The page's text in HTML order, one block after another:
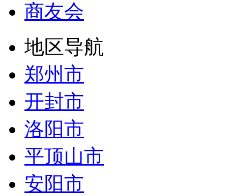
商友会
地区导航
郑州市
开封市
洛阳市
平顶山市
安阳市